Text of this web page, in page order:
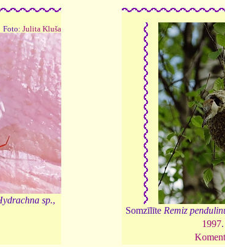
Foto: Julita Kluša
sp.,
Somzīlīte Remiz
1997.